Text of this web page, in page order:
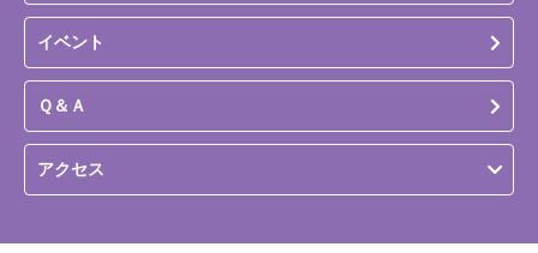
イベント
Ｑ＆Ａ
アクセス